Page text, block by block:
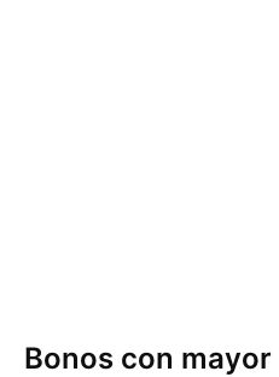
Bonos con mayor